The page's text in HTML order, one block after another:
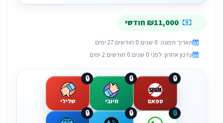
₪11,000 חודשי
תאריך תפוגה: 0 שנים 0 חודשים 27 ימים
עדכון אחרון: לפני 0 שנים 0 חודשים 2 ימים
ספאם
🔒
חיובי
🔒
שלילי
🔒
🔒
🔒
🔒